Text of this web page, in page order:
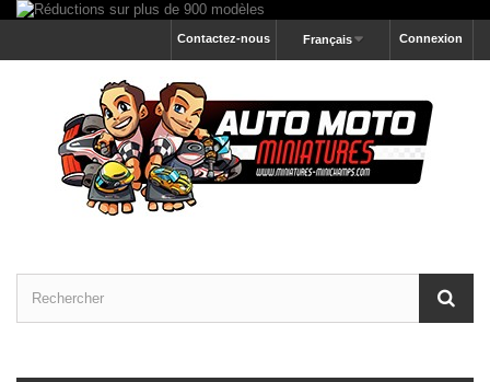
Connexion
Français
Contactez-nous